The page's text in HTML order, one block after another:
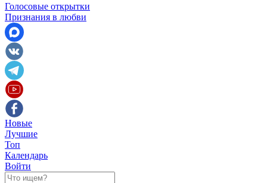
Голосовые открытки
Признания в любви
Новые
Лучшие
Топ
Календарь
Войти